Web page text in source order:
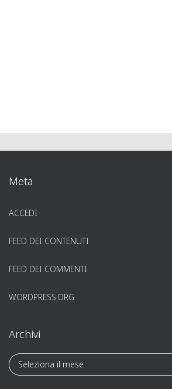
Meta
ACCEDI
FEED DEI CONTENUTI
FEED DEI COMMENTI
WORDPRESS.ORG
Archivi
A
r